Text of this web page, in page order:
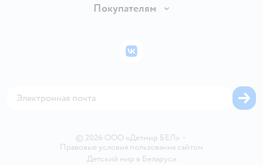
Правила продажи
Политика использования файлов cookie
Вакансии
Покупателям
Бонусные карты
© 2026 ООО «Детмир БЕЛ» •
Правовые условия пользования сайтом
Детский мир в Беларуси
ВКонтакте